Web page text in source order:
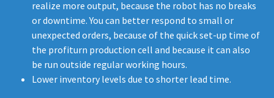
realize more output, because the robot has no breaks
or downtime. You can better respond to small or
unexpected orders, because of the quick set-up time of
the profiturn production cell and because it can also
be run outside regular working hours.
Lower inventory levels due to shorter lead time.